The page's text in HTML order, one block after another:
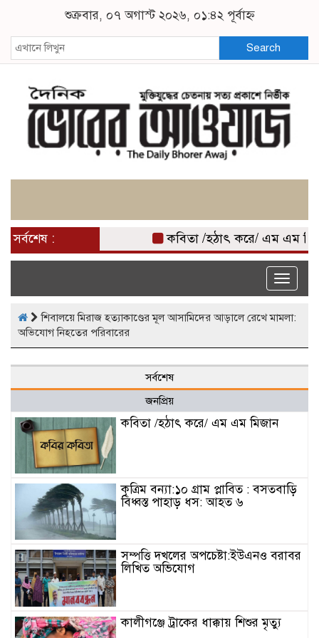
শুক্রবার, ০৭ অগাস্ট ২০২৬, ০১:৪২ পূর্বাহ্ন
Search
সর্বশেষ : কবিতা /হঠাৎ করে/ এম এম
Toggle
শিবালয়ে মিরাজ হত্যাকাণ্ডের মূল আসামিদের আড়ালে রেখে মামলা:
অভিযোগ নিহতের পরিবারের
সর্বশেষ
জনপ্রিয়
কবিতা /হঠাৎ করে/ এম এম মিজান
কৃত্রিম বন্যা:১০ গ্রাম প্লাবিত : বসতবাড়ি
বিধ্বস্ত পাহাড় ধস: আহত ৬
সম্পত্তি দখলের অপচেষ্টা:ইউএনও বরাবর
লিখিত অভিযোগ
কালীগঞ্জে ট্রাকের ধাক্কায় শিশুর মৃত্যু